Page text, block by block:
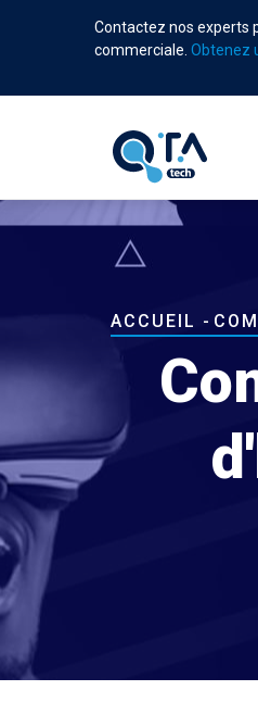
Contactez nos experts
commerciale. Obtenez
Fil
d'Ariane
ACCUEIL -